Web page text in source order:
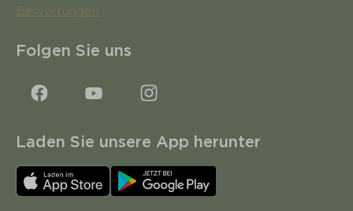
Bewertungen
Folgen Sie uns
Laden Sie unsere App herunter